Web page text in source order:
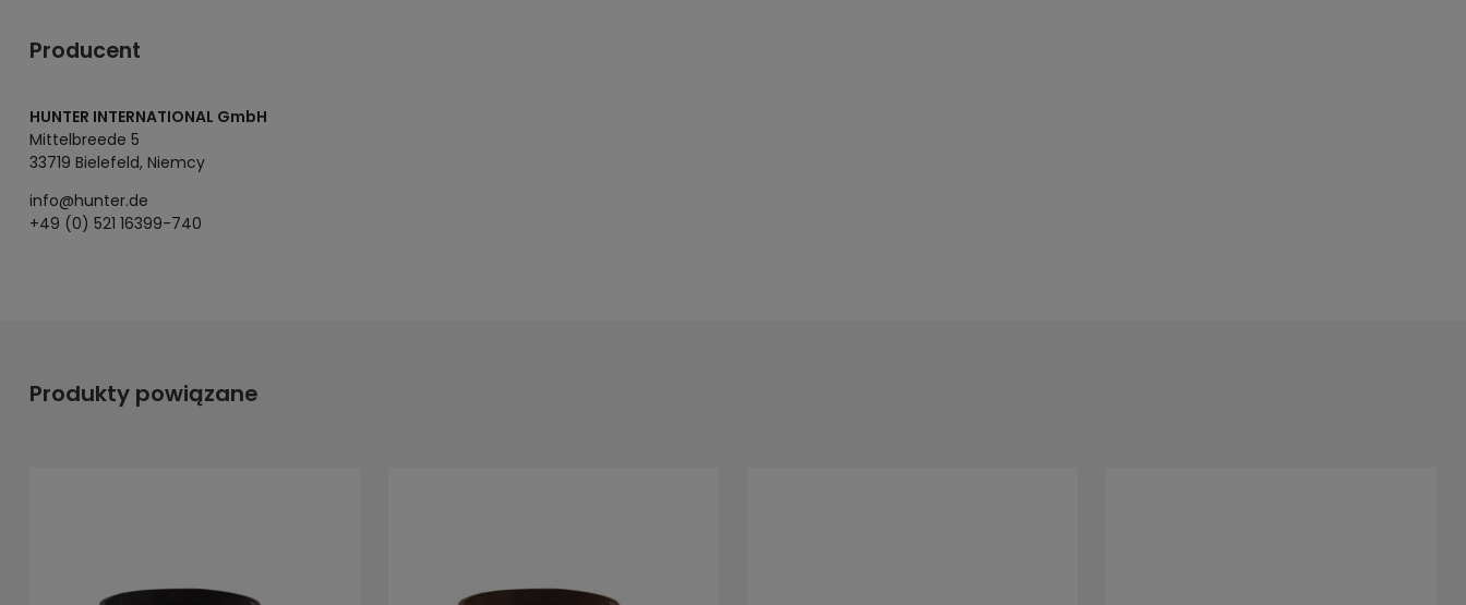
Producent
HUNTER INTERNATIONAL GmbH
Mittelbreede 5
33719 Bielefeld, Niemcy
info@hunter.de
+49 (0) 521 16399-740
Produkty powiązane